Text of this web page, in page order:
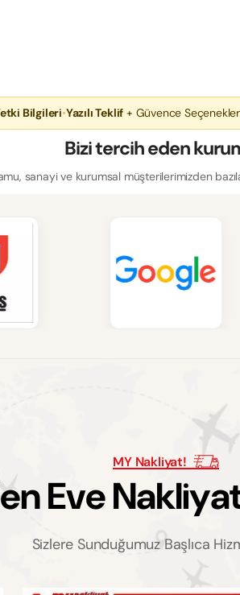
Bilgileri•Yazılı Teklif + Güvence
Bizi tercih eden
sanayi ve kurumsal müşterilerimizden
MY Nakliyat!
enEveNakliya
Sizlere Sunduğumuz Başlıca